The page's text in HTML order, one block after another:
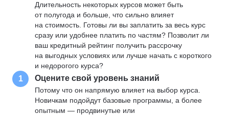
Длительность некоторых курсов может быть
от полугода и больше, что сильно влияет
на стоимость. Готовы ли вы заплатить за весь курс
сразу или удобнее платить по частям? Позволит ли
ваш кредитный рейтинг получить рассрочку
на выгодных условиях или лучше начать с короткого
и недорогого курса?
1 Оцените свой уровень знаний
Потому что он напрямую влияет на выбор курса.
Новичкам подойдут базовые программы, а более
опытным — продвинутые или